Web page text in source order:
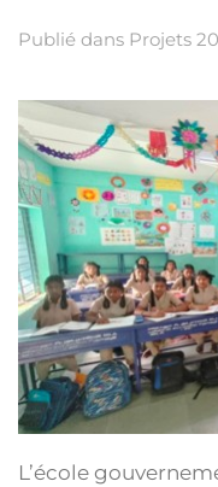
Publié dans Projets
L’école